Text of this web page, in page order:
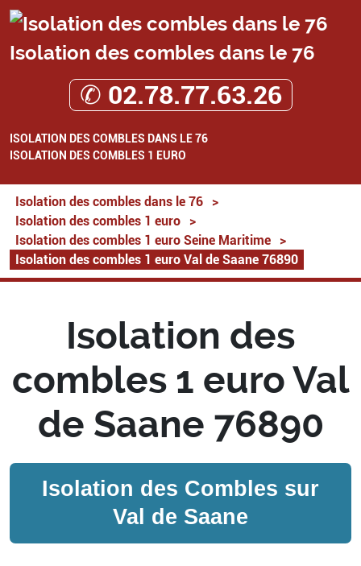
Isolation des combles dans le 76
✆ 02.78.77.63.26
ISOLATION DES COMBLES DANS LE 76
ISOLATION DES COMBLES 1 EURO
Isolation des combles dans le 76
>
Isolation des combles 1 euro
>
Isolation des combles 1 euro Seine Maritime
>
Isolation des combles 1 euro Val de Saane 76890
Isolation des
combles 1 euro Val
de Saane 76890
Isolation des Combles sur
Val de Saane